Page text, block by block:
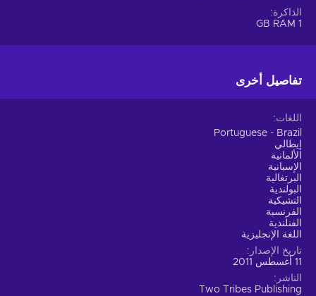
الذاكرة
1 GB RAM
تفاصيل أخرى
اللغات
Portuguese - Brazil
إيطالي
الألمانية
الإسبانية
البرتغالية
البولندية
التشيكية
الفرنسية
الفنلندية
اللغة الإنجليزية
تاريخ الإصدار
11 أغسطس 2011
الناشر
Two Tribes Publishing